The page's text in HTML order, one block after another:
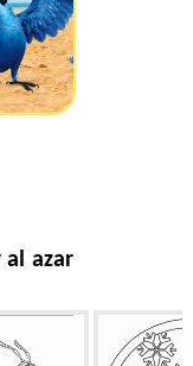
al azar